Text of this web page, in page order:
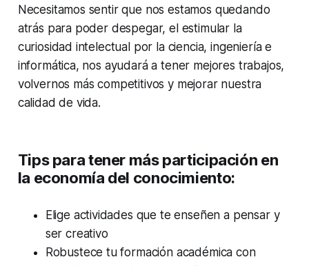
Necesitamos sentir que nos estamos quedando
atrás para poder despegar, el estimular la
curiosidad intelectual por la ciencia, ingeniería e
informática, nos ayudará a tener mejores trabajos,
volvernos más competitivos y mejorar nuestra
calidad de vida.
Tipspara tener más participación en
la economía del conocimiento:
Elige actividades que te enseñen a pensar y
ser creativo
Robustece tu formación académica con